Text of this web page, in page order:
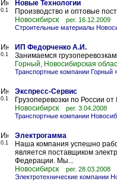
0.1
Новые Технологии
Производство и оптовые
Новосибирск
рег. 16.12.2009
Строительные материалы
0.1
ИП Федорченко А.И.
Занимаемся
Горный, Новосибирская
Транспортные компании Горный
0.1
Экспресс-Сервис
Грузоперевозки по России
Новосибирск
рег. 3.04.2008
Транспортные компании
0.1
Электрогамма
Наша компания успешно
является поставщиком
Федерации. Мы...
Новосибирск
рег. 28.03.2008
Электротехнические компании